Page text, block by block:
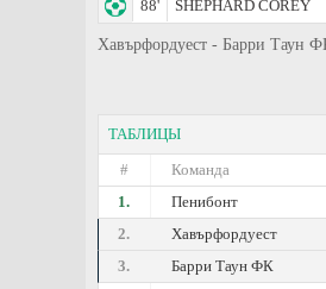
88'
SHEPHARD COREY
Хавърфордуест - Барри Таун
ТАБЛИЦЫ
#
Команда
1.
Пенибонт
2.
Хавърфордуест
3.
Барри Таун ФК